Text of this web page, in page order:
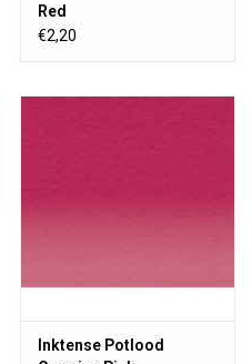
Red
€2,20
Inktense Potlood